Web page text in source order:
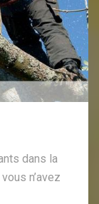
dans la
n’avez